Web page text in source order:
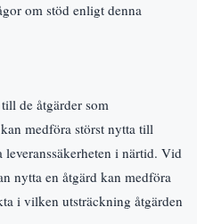
om stöd enligt denna
de åtgärder som
medföra störst nytta till
leveranssäkerheten i närtid. Vid
nytta en åtgärd kan medföra
i vilken utsträckning åtgärden